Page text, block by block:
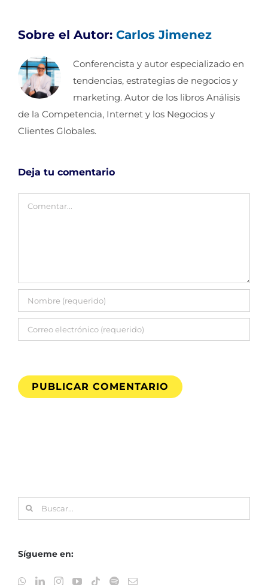
Sobre el Autor: Carlos Jimenez
Conferencista y autor especializado en
tendencias, estrategias de negocios y
marketing. Autor de los libros Análisis
de la Competencia, Internet y los Negocios y
Clientes Globales.
Deja tu comentario
Comentar
Buscar:
Sígueme en: